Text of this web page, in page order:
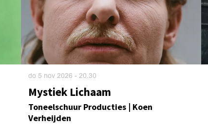
Mystiek Lichaam
Toneelschuur Producties | Koen
Verheijden
do 5 nov 2026- 20.30